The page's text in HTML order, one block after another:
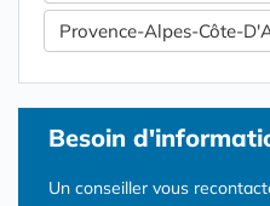
Provence-Alpes-Côte-
Besoin
Un conseiller vous